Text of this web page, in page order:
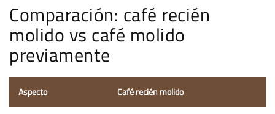
Comparación: café recién
molido vs café molido
previamente
Aspecto Café recién molido